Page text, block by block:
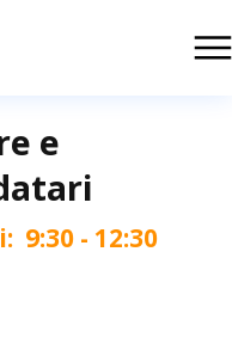
e
9:30 - 12:30